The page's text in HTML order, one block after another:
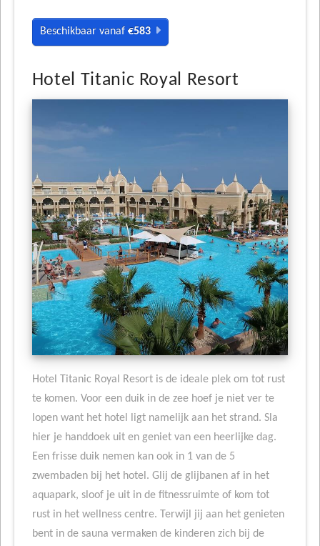
Beschikbaar vanaf €583
Hotel Titanic Royal Resort
Hotel Titanic Royal Resort is de ideale plek om tot rust
te komen. Voor een duik in de zee hoef je niet ver te
lopen want het hotel ligt namelijk aan het strand. Sla
hier je handdoek uit en geniet van een heerlijke dag.
Een frisse duik nemen kan ook in 1 van de 5
zwembaden bij het hotel. Glij de glijbanen af in het
aquapark, sloof je uit in de fitnessruimte of kom tot
rust in het wellness centre. Terwijl jij aan het genieten
bent in de sauna vermaken de kinderen zich bij de